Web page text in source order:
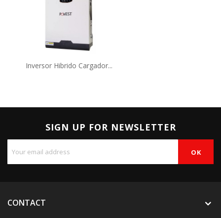
Inversor Hibrido Cargador...
SIGN UP FOR NEWSLETTER
CONTACT